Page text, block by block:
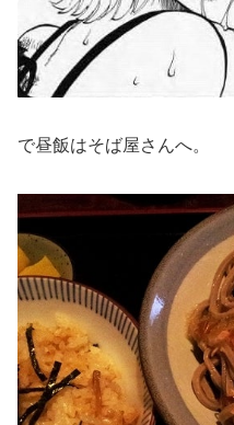
で昼飯はそば屋さんへ。